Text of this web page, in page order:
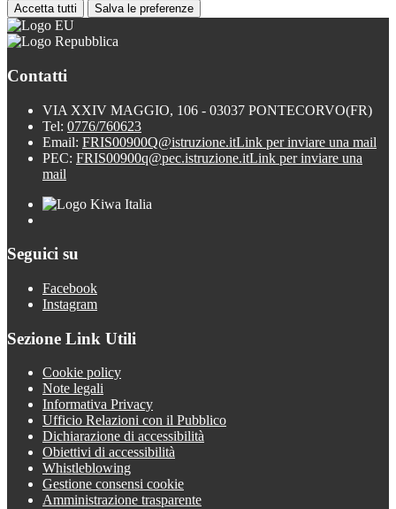
Accetta tutti Salva le preferenze
Contatti
VIA XXIV MAGGIO, 106 - 03037 PONTECORVO(FR)
Tel: 0776/760623
Email: FRIS00900Q@istruzione.itLink per inviare una mail
PEC: FRIS00900q@pec.istruzione.itLink per inviare una
mail
Seguici su
Facebook
Instagram
Sezione Link Utili
Cookie policy
Note legali
Informativa Privacy
Ufficio Relazioni con il Pubblico
Dichiarazione di accessibilità
Obiettivi di accessibilità
Whistleblowing
Gestione consensi cookie
Amministrazione trasparente